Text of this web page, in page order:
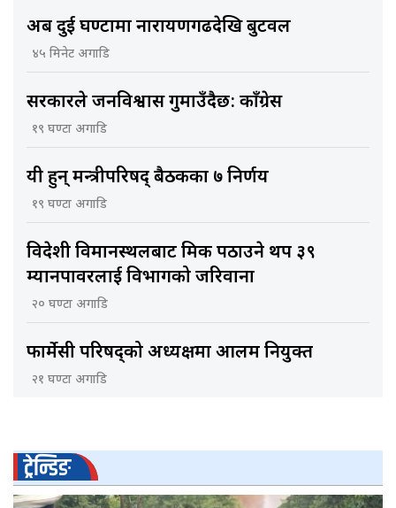
अब दुई घण्टामा नारायणगढदेखि बुटवल
४५ मिनेट अगाडि
सरकारले जनविश्वास गुमाउँदैछ: काँग्रेस
१९ घण्टा अगाडि
यी हुन् मन्त्रीपरिषद् बैठकका ७ निर्णय
१९ घण्टा अगाडि
विदेशी विमानस्थलबाट श्रमिक पठाउने थप ३९
म्यानपावरलाई विभागको जरिवाना
२० घण्टा अगाडि
फार्मेसी परिषद्को अध्यक्षमा आलम नियुक्त
२१ घण्टा अगाडि
ट्रेन्डिङ